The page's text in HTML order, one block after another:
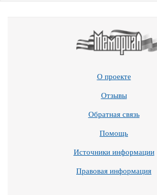
О проекте
Отзывы
Обратная связь
Помощь
Источники информации
Правовая информация